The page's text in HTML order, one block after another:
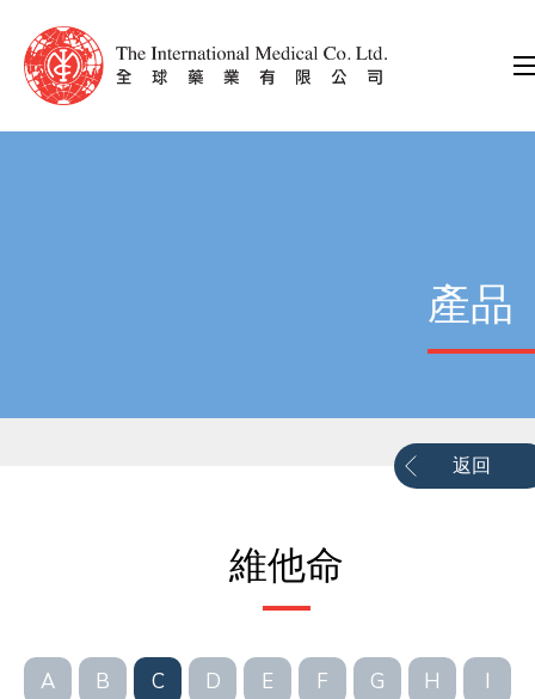
產品
返回
維他命
A B C D E F G H
I